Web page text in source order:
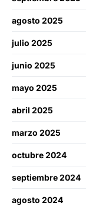
agosto 2025
julio 2025
junio 2025
mayo 2025
abril 2025
marzo 2025
octubre 2024
septiembre 2024
agosto 2024